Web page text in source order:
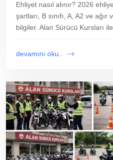
Ehliyet nasıl alınır? 2026
şartları, B sınıfı, A, A2 ve
bilgiler. Alan Sürücü Kursları
devamını oku..